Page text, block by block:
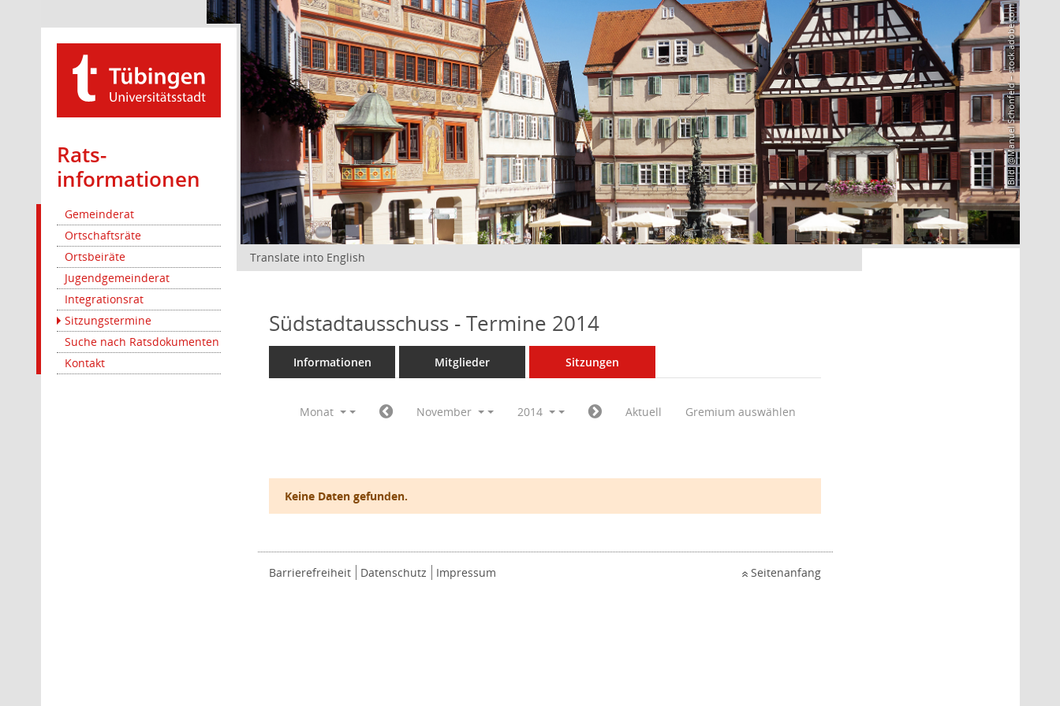
Rats­
informationen
Gemeinderat
Ortschaftsräte
Ortsbeiräte
Jugendgemeinderat
Integrationsrat
Sitzungstermine
Suche nach Ratsdokumenten
Kontakt
Bild: @Manuel Schönfeld – stock.adobe.com
Translate into English
Südstadtausschuss - Termine 2014
Informationen Mitglieder Sitzungen
Monat November 2014 Aktuell Gremium auswählen
Keine Daten gefunden.
Barrierefreiheit Datenschutz Impressum Seitenanfang